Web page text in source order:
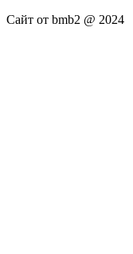
Сайт от bmb2 @ 2024